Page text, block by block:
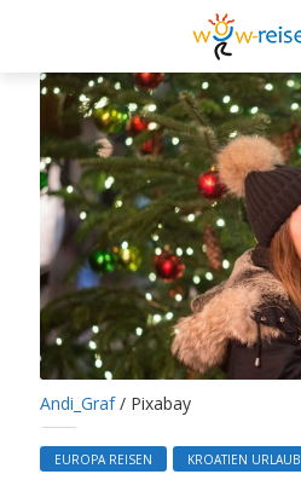
Andi_Graf/ Pixabay
EUROPA REISEN KROATIEN URLAUB